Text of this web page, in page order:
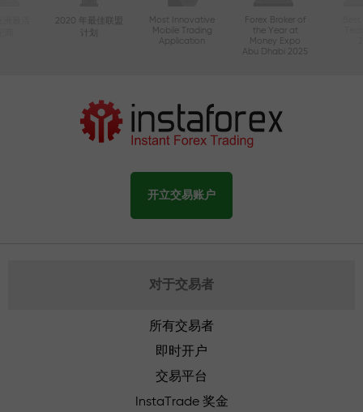
2020 年最佳联盟
Most Innovative
Mobile Trading
Application
Forex Broker of
the Year at
Money Expo
Abu Dhabi 2025
开立交易账户
对于交易者
所有交易者
即时开户
交易平台
InstaTrade 奖金